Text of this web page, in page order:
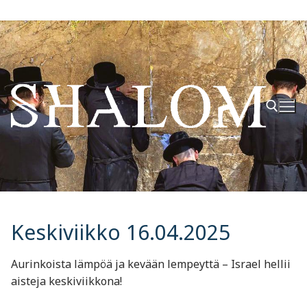
Hyppää
sisältöön
Hae:
Keskiviikko 16.04.2025
Aurinkoista lämpöä ja kevään lempeyttä – Israel hellii
aisteja keskiviikkona!